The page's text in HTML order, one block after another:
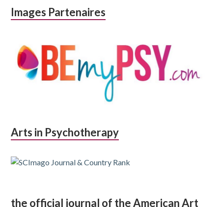
Images Partenaires
Arts in Psychotherapy
the official journal of the American Art